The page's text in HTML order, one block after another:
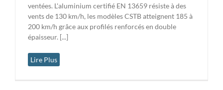
ventées. L'aluminium certifié EN 13659 résiste à des
vents de 130 km/h, les modèles CSTB atteignent 185 à
200 km/h grâce aux profilés renforcés en double
épaisseur. [...]
Lire Plus